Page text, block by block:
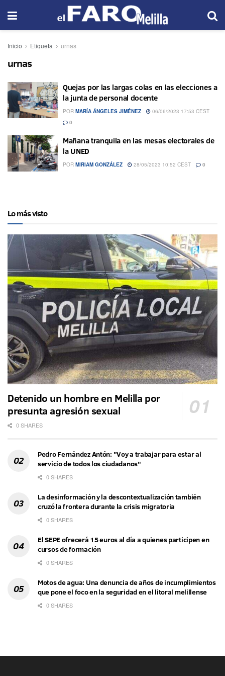
Inicio Etiqueta urnas
urnas
Quejas por las largas colas en las elecciones a
la junta de personal docente
POR MARÍA ÁNGELES JIMÉNEZ
06/06/2023 17:53 CEST
0
Mañana tranquila en las mesas electorales de
la UNED
POR MIRIAM GONZÁLEZ 28/05/2023 10:52 CEST 0
Lo más visto
Detenido un hombre en Melilla por
presunta agresión sexual
0 SHARES
Pedro Fernández Antón: "Voy a trabajar para estar al
servicio de todos los ciudadanos"
0 SHARES
La desinformación y la descontextualización también
cruzó la frontera durante la crisis migratoria
0 SHARES
El SEPE ofrecerá 15 euros al día a quienes participen en
cursos de formación
0 SHARES
Motos de agua: Una denuncia de años de incumplimientos
que pone el foco en la seguridad en el litoral melillense
0 SHARES